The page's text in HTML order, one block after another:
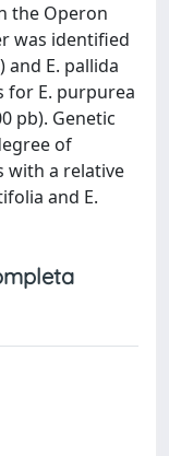
the Operon
was identified
and E. pallida
for E. purpurea
pb). Genetic
of
with a relative
and E.